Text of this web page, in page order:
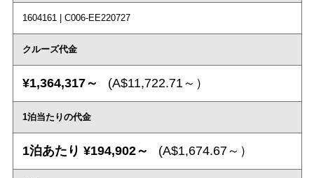
1604161 | C006-EE220727
クルーズ代金
¥1,364,317～ (A$11,722.71～）
1泊当たりの代金
1泊あたり ¥194,902～ (A$1,674.67～）